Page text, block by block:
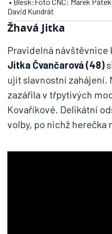
David Kundrát
Žhavá Jitka
Pravidelná návštěvnice
Jitka Čvančarová (48)
ujít slavnostní zahájení.
zazářila v třpytivých
Kovaříkové. Delikátní
volby, po nichž herečka